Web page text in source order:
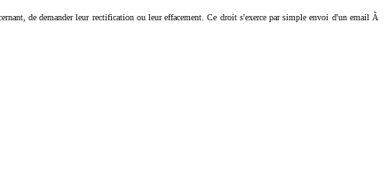
de demander leur rectification ou leur effacement. Ce droit s'exerce par simple envoi d'un email Ã